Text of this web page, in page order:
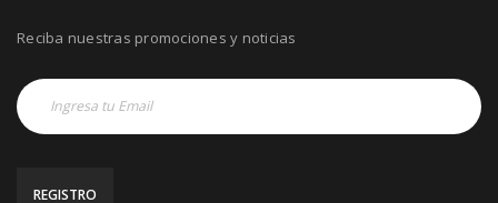
Reciba nuestras promociones y noticias